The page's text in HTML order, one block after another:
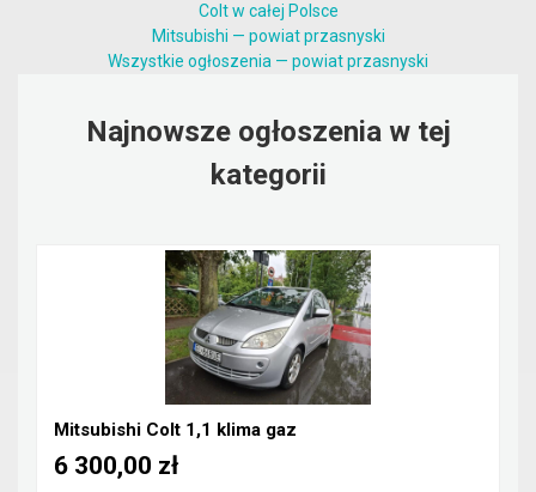
Colt w całej Polsce
Mitsubishi — powiat przasnyski
Wszystkie ogłoszenia — powiat przasnyski
Najnowsze ogłoszenia w tej
kategorii
Mitsubishi Colt 1,1 klima gaz
6 300,00 zł